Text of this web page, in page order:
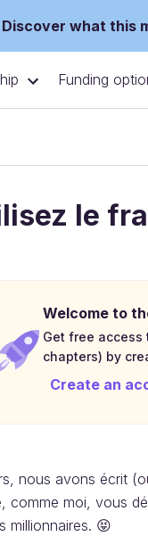
Discover what this
Funding
le
Welcome to
Get free
chapters) by
Create an
nous avons écrit
comme moi, vous
millionnaires. 😝